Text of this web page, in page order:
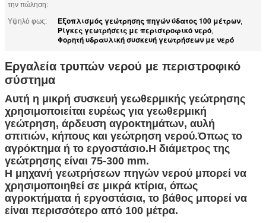
την πώληση:
Υψηλό φως: Εξοπλισμός γεώτρησης πηγών ύδατος 100 μέτρων,
Ρίγκες γεωτρήσεις με περιστροφικό νερό,
Φορητή υδραυλική συσκευή γεωτρήσεων με νερό
Εργαλεία τρυπών νερού με περιστροφικό
σύστημα
Αυτή η μικρή συσκευή γεωθερμικής γεώτρησης
χρησιμοποιείται ευρέως για γεωθερμική
γεώτρηση, άρδευση αγροκτημάτων, αυλή
σπιτιών, κήπους και γεώτρηση νερού.Όπως το
αγρόκτημα ή το εργοστάσιο.Η διάμετρος της
γεώτρησης είναι 75-300 mm.
Η μηχανή γεωτρήσεων πηγών νερού μπορεί να
χρησιμοποιηθεί σε μικρά κτίρια, όπως
αγροκτήματα ή εργοστάσια, το βάθος μπορεί να
είναι περισσότερο από 100 μέτρα.